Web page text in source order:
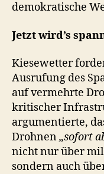
demokratische
Jetzt wird’s
Kiesewetter
Ausrufung des
auf vermehrte
kritischer
argumentierte,
Drohnen„sofort
nicht nur über
sondern auch